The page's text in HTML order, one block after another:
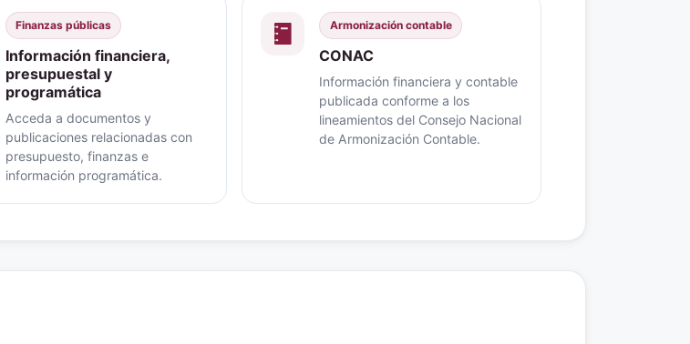
Finanzas públicas
Información financiera,
presupuestal y
programática
Acceda a documentos y
publicaciones relacionadas con
presupuesto, finanzas e
información programática.
Armonización contable
CONAC
Información financiera y contable
publicada conforme a los
lineamientos del Consejo Nacional
de Armonización Contable.